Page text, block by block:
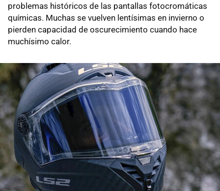
problemas históricos de las pantallas fotocromáticas
químicas. Muchas se vuelven lentísimas en invierno o
pierden capacidad de oscurecimiento cuando hace
muchísimo calor.